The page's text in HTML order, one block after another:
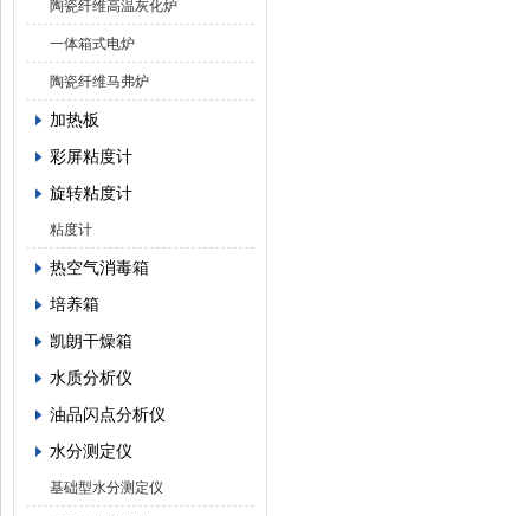
陶瓷纤维高温灰化炉
一体箱式电炉
陶瓷纤维马弗炉
加热板
彩屏粘度计
旋转粘度计
粘度计
热空气消毒箱
培养箱
凯朗干燥箱
水质分析仪
油品闪点分析仪
水分测定仪
基础型水分测定仪